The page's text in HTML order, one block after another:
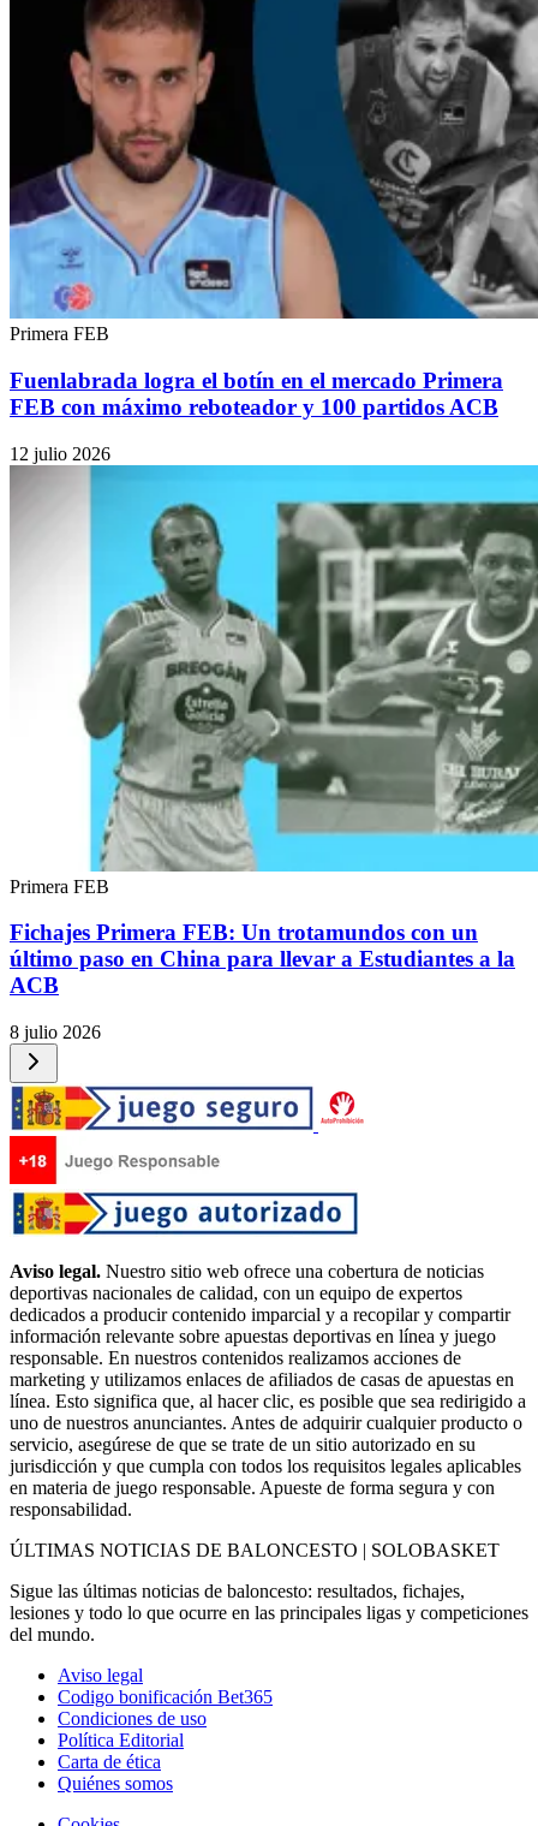
Primera FEB
Fuenlabrada logra el botín en el mercado Primera
FEB con máximo reboteador y 100 partidos ACB
12 julio 2026
Primera FEB
Fichajes Primera FEB: Un trotamundos con un
último paso en China para llevar a Estudiantes a la
ACB
8 julio 2026
Aviso legal. Nuestro sitio web ofrece una cobertura de noticias
deportivas nacionales de calidad, con un equipo de expertos
dedicados a producir contenido imparcial y a recopilar y compartir
información relevante sobre apuestas deportivas en línea y juego
responsable. En nuestros contenidos realizamos acciones de
marketing y utilizamos enlaces de afiliados de casas de apuestas en
línea. Esto significa que, al hacer clic, es posible que sea redirigido a
uno de nuestros anunciantes. Antes de adquirir cualquier producto o
servicio, asegúrese de que se trate de un sitio autorizado en su
jurisdicción y que cumpla con todos los requisitos legales aplicables
en materia de juego responsable. Apueste de forma segura y con
responsabilidad.
ÚLTIMAS NOTICIAS DE BALONCESTO | SOLOBASKET
Sigue las últimas noticias de baloncesto: resultados, fichajes,
lesiones y todo lo que ocurre en las principales ligas y competiciones
del mundo.
Aviso legal
Codigo bonificación Bet365
Condiciones de uso
Política Editorial
Carta de ética
Quiénes somos